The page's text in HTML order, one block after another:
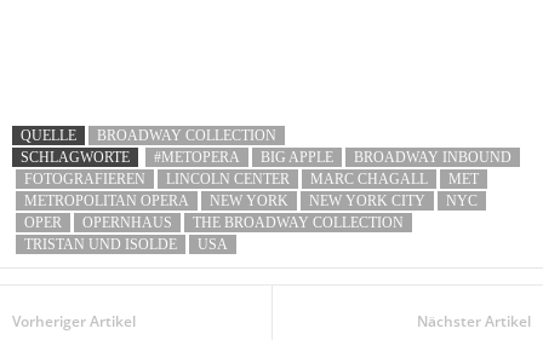
QUELLE
BROADWAY COLLECTION
SCHLAGWORTE
#METOPERA BIG APPLE
BROADWAY INBOUND
FOTOGRAFIEREN
LINCOLN CENTER MARC CHAGALL
MET
METROPOLITAN OPERA
NEW YORK NEW YORK CITY
NYC
OPER
OPERNHAUS
THE BROADWAY COLLECTION
TRISTAN UND ISOLDE
USA
Vorheriger Artikel Nächster Artikel